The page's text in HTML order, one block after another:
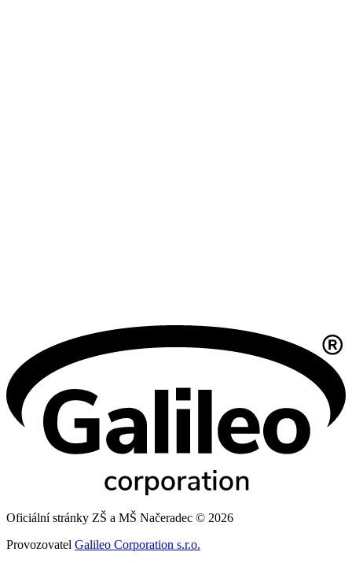
Oficiální stránky ZŠ a MŠ Načeradec © 2026
Provozovatel Galileo Corporation s.r.o.